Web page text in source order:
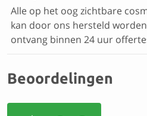
Alle op het oog zichtbare
kan door ons hersteld
ontvang binnen 24 uur
Beoordelingen